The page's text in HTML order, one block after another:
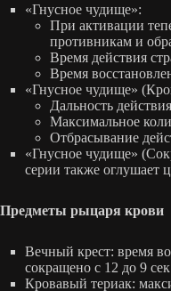
«Гнусное чудище»:
При активации
противникам и
Время действия
Время
«Гнусное чудище»
Дальность
Максимальное
Отбрасывание
«Гнусное чудище»
серии также оглушает
Предметы рыцаря крови
Вечный крест: время
сокращено с 12 до 9
Кровавый териак: